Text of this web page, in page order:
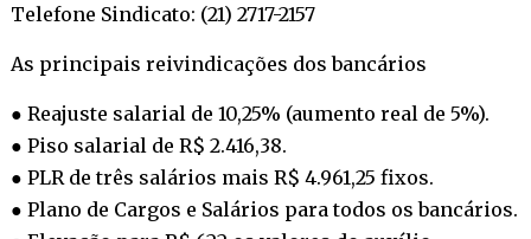
Telefone Sindicato: (21) 2717-2157
As principais reivindicações dos bancários
● Reajuste salarial de 10,25% (aumento real de 5%).
● Piso salarial de R$ 2.416,38.
● PLR de três salários mais R$ 4.961,25 fixos.
● Plano de Cargos e Salários para todos os bancários.